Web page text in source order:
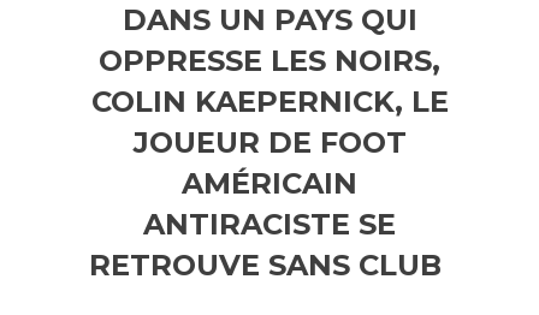
DANS UN PAYS QUI
OPPRESSE LES NOIRS,
COLIN KAEPERNICK, LE
JOUEUR DE FOOT
AMÉRICAIN
ANTIRACISTE SE
RETROUVE SANS CLUB